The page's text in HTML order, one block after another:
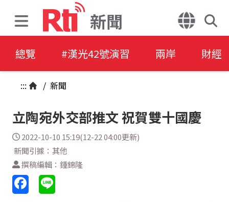
新聞
總覽 #漢光42號演習 兩岸 財經
::: / 新聞
立陶宛外交部推文 祝賀雙十國慶
2022-10-10 15:19(12-22 04:00更新)
新聞引據：其他
撰稿編輯：鍾錦隆